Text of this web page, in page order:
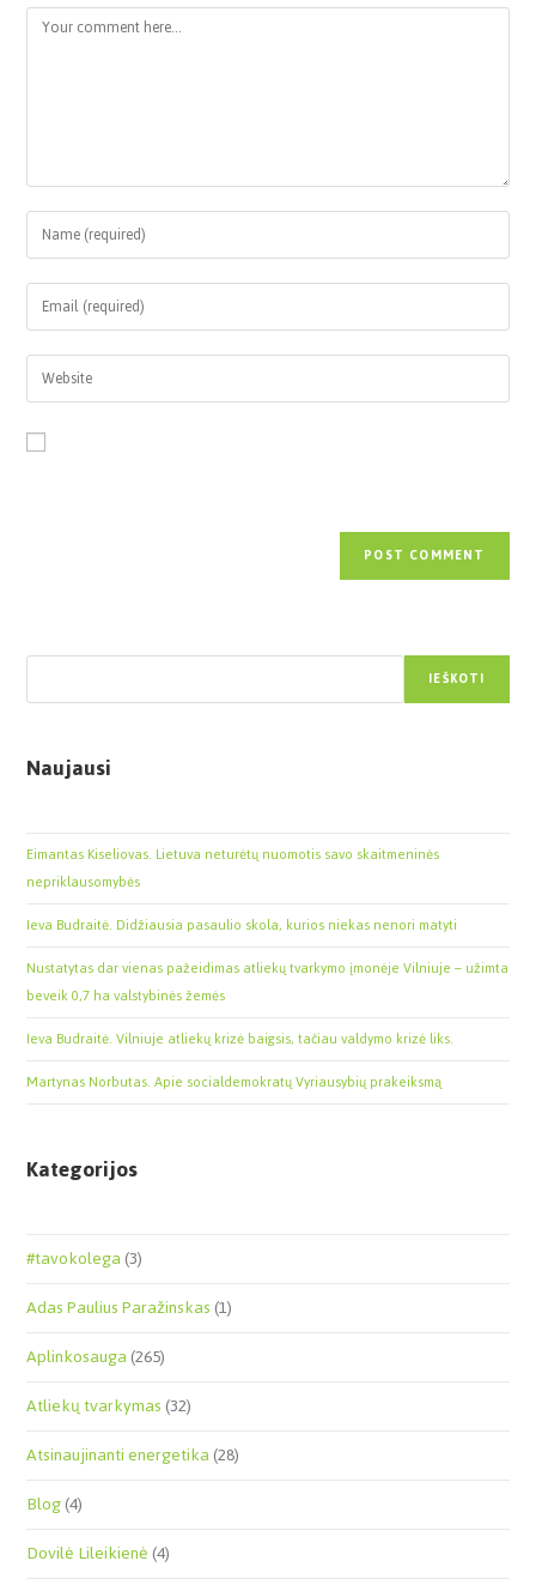
IEŠKOTI
Naujausi
Eimantas Kiseliovas. Lietuva neturėtų nuomotis savo skaitmeninės
nepriklausomybės
Ieva Budraitė. Didžiausia pasaulio skola, kurios niekas nenori matyti
Nustatytas dar vienas pažeidimas atliekų tvarkymo įmonėje Vilniuje – užimta
beveik 0,7 ha valstybinės žemės
Ieva Budraitė. Vilniuje atliekų krizė baigsis, tačiau valdymo krizė liks.
Martynas Norbutas. Apie socialdemokratų Vyriausybių prakeiksmą
Kategorijos
#tavokolega(3)
Adas Paulius Paražinskas(1)
Aplinkosauga(265)
Atliekų tvarkymas(32)
Atsinaujinanti energetika(28)
Blog(4)
Dovilė Lileikienė(4)